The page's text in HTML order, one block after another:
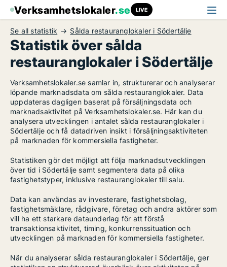
Verksamhetslokaler.se LIVE
Se all statistik Sålda restauranglokaler i Södertälje
Statistik över sålda
restauranglokaler i Södertälje
Verksamhetslokaler.se samlar in, strukturerar och analyserar
löpande marknadsdata om sålda restauranglokaler. Data
uppdateras dagligen baserat på försäljningsdata och
marknadsaktivitet på Verksamhetslokaler.se. Här kan du
analysera utvecklingen i antalet sålda restauranglokaler i
Södertälje och få datadriven insikt i försäljningsaktiviteten
på marknaden för kommersiella fastigheter.
Statistiken gör det möjligt att följa marknadsutvecklingen
över tid i Södertälje samt segmentera data på olika
fastighetstyper, inklusive restauranglokaler till salu.
Data kan användas av investerare, fastighetsbolag,
fastighetsmäklare, rådgivare, företag och andra aktörer som
vill ha ett starkare dataunderlag för att förstå
transaktionsaktivitet, timing, konkurrenssituation och
utvecklingen på marknaden för kommersiella fastigheter.
När du analyserar sålda restauranglokaler i Södertälje, ger